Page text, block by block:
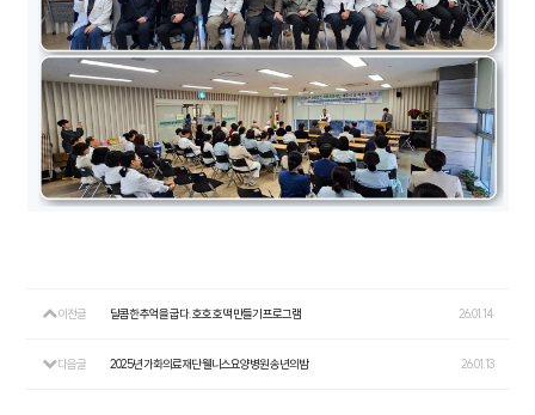
이전글 달콤한 추억을 굽다. 호호 호떡 만들기 프로그램 26.01.14
다음글 2025년 가화의료재단 웰니스요양병원 송년의밤 26.01.13